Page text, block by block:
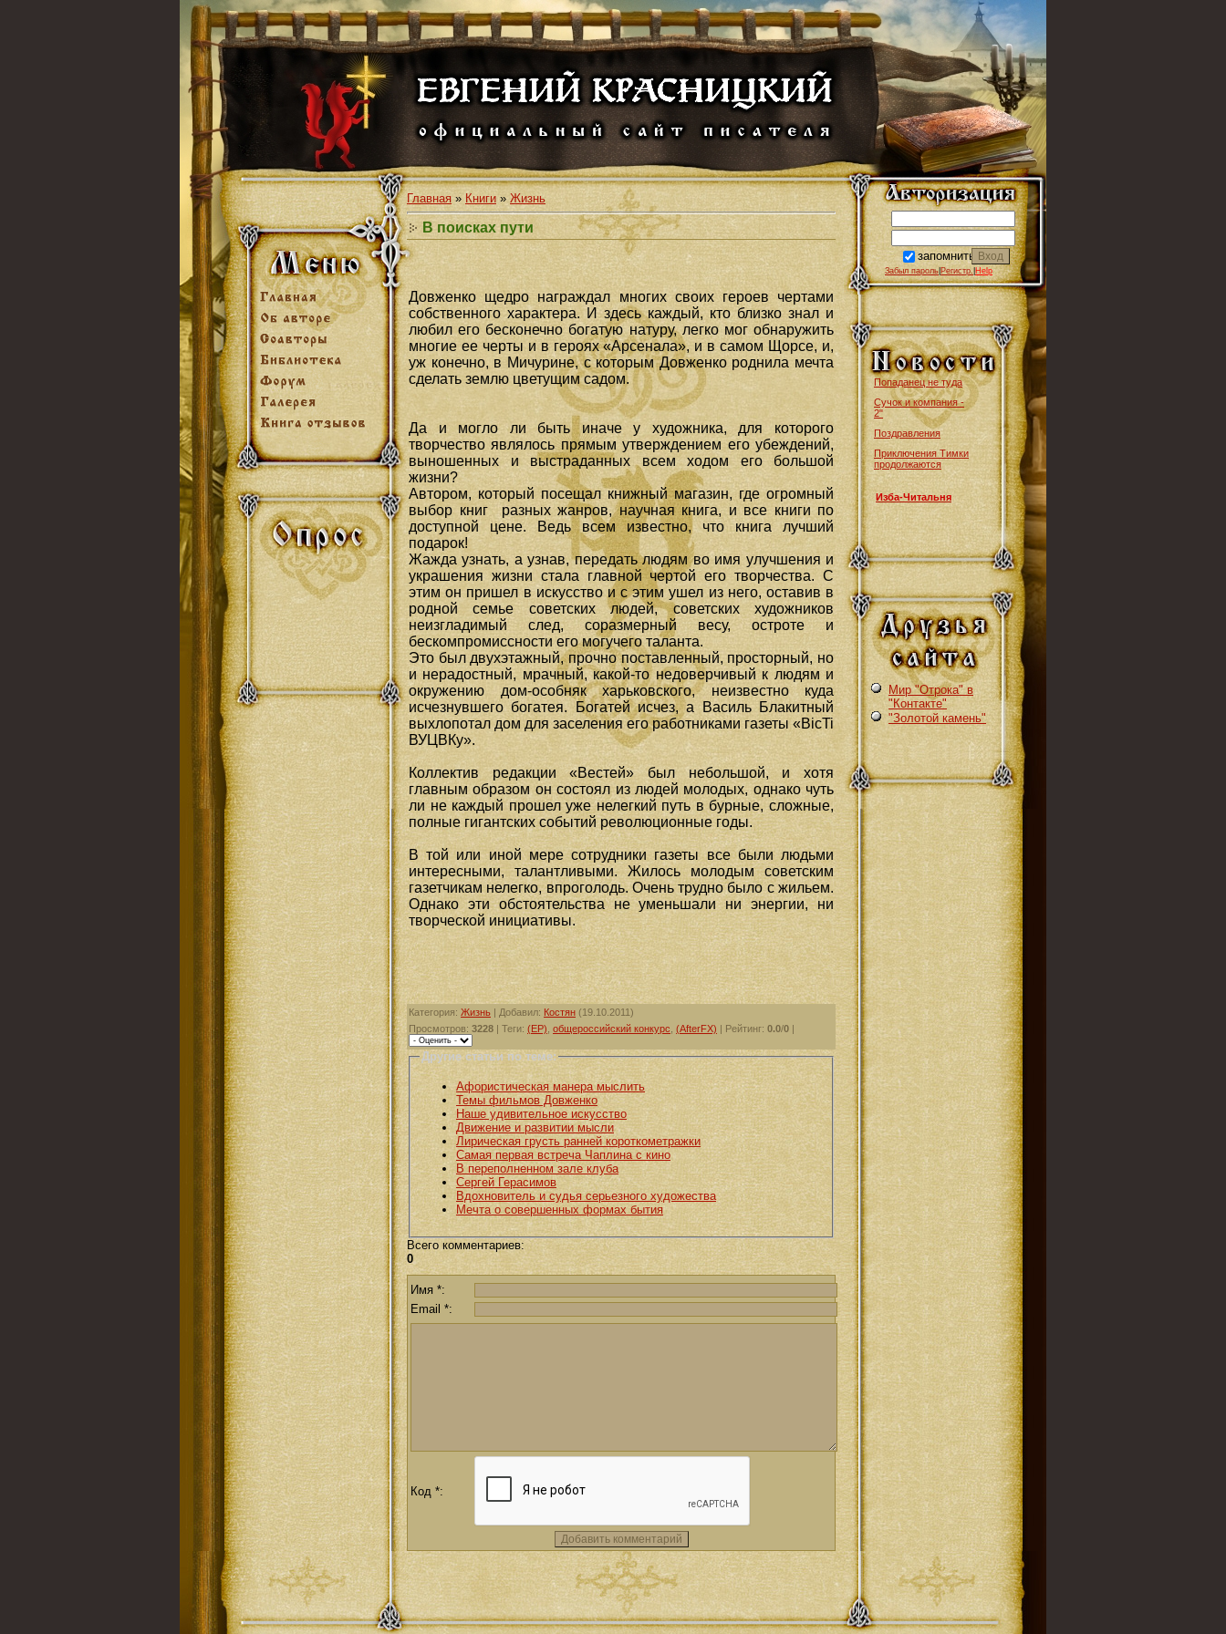
Главная » Книги»Жизнь
В поисках пути
Довженко щедро награждал многих своих героев чертами
собственного характера. И здесь каждый, кто близко знал и
любил его бесконечно богатую натуру, легко мог обнаружить
многие ее черты и в героях «Арсенала», и в самом Щорсе, и,
уж конечно, в Мичурине, с которым Довженко роднила мечта
сделать землю цветущим садом.
Да и могло ли быть иначе у художника, для которого
творчество являлось прямым утверждением его убеждений,
выношенных и выстраданных всем ходом его большой
жизни?
Автором, который посещал книжный магазин, где огромный
выбор книг разных жанров, научная книга, и все книги по
доступной цене. Ведь всем известно, что книга лучший
подарок!
Жажда узнать, а узнав, передать людям во имя улучшения и
украшения жизни стала главной чертой его творчества. С
этим он пришел в искусство и с этим ушел из него, оставив в
родной семье советских людей, советских художников
неизгладимый след, соразмерный весу, остроте и
бескомпромиссности его могучего таланта.
Это был двухэтажный, прочно поставленный, просторный, но
и нерадостный, мрачный, какой-то недоверчивый к людям и
окружению дом-особняк харьковского, неизвестно куда
исчезнувшего богатея. Богатей исчез, а Василь Блакитный
выхлопотал дом для заселения его работниками газеты «BicTi
ВУЦВКу».
Коллектив редакции «Вестей» был небольшой, и хотя
главным образом он состоял из людей молодых, однако чуть
ли не каждый прошел уже нелегкий путь в бурные, сложные,
полные гигантских событий революционные годы.
В той или иной мере сотрудники газеты все были людьми
интересными, талантливыми. Жилось молодым советским
газетчикам нелегко, впроголодь. Очень трудно было с жильем.
Однако эти обстоятельства не уменьшали ни энергии, ни
творческой инициативы.
Категория: Жизнь Добавил: Костян (19.10.2011)
Просмотров: 3228 Теги: (EP) общероссийский конкурс (AfterFX) Рейтинг: 0.0/0
Другие статьи по теме:
Афористическая манера мыслить
Темы фильмов Довженко
Наше удивительное искусство
Движение и развитии мысли
Лирическая грусть ранней короткометражки
Самая первая встреча Чаплина с кино
В переполненном зале клуба
Сергей Герасимов
Вдохновитель и судья серьезного художества
Мечта о совершенных формах бытия
Всего комментариев:
0
Имя *:
Email *:
Код *:
запомнить
Забыл пароль Регистр. Help
Попаданец не туда
Сучок и компания -
2"
Поздравления
Приключения Тимки
продолжаются
Изба-Читальня
Мир "Отрока" в
"Контакте"
"Золотой камень"